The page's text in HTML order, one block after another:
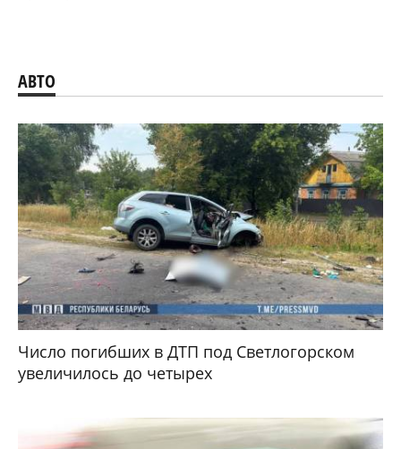
АВТО
Число погибших в ДТП под Светлогорском
увеличилось до четырех